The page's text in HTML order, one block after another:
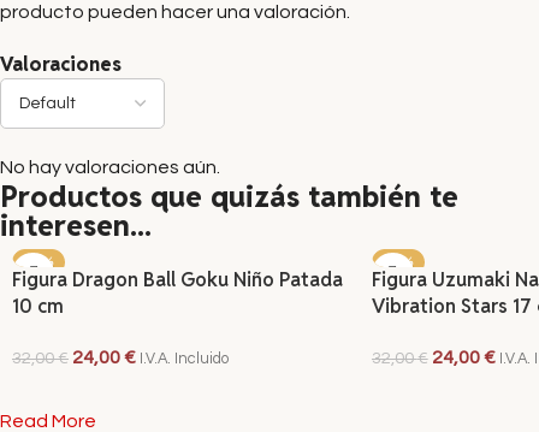
Valoraciones
No hay valoraciones aún.
producto pueden hacer una valoración.
Productos que quizás también te
interesen...
-25%
Figura Dragon Ball Goku Niño Patada
10 cm
32,00€ 24,00€ I.V.A. Incluido
-25%
Figura Uzumaki
Vibration Stars 17
32,00€ 24,00€
Read More